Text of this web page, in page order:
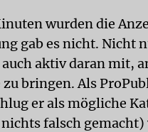
wurden die
gab es nicht. Nicht
aktiv daran mit,
bringen. Als
er als mögliche
falsch gemacht)